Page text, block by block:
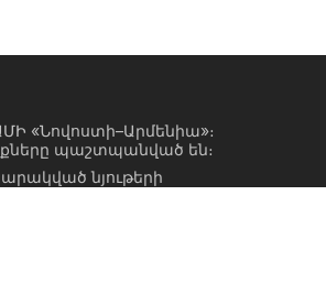
«Նովոստի–Արմենիա»։
պաշտպանված են։
նյութերի